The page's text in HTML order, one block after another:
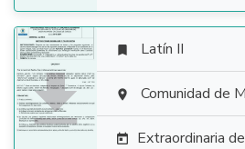

 Latín II
 Comunidad de
 Extraordinaria